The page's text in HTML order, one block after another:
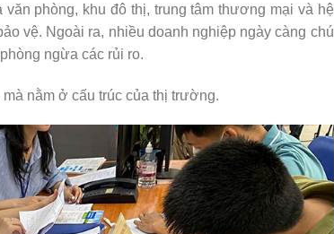
phòng, khu đô thị, trung tâm thương mại và hệ
vệ. Ngoài ra, nhiều doanh nghiệp ngày càng chú
ngừa các rủi ro.
nằm ở cấu trúc của thị trường.